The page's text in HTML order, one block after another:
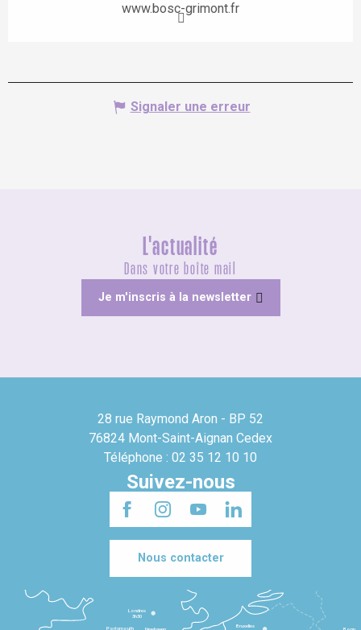
www.bosc-grimont.fr
Signaler une erreur
L'actualité
Dans votre boîte mail
Je m'inscris à la newsletter
28 rue Raymond Aron - BP 52
76824 Mont-Saint-Aignan Cedex
Téléphone : 02 35 12 10 10
Suivez-nous
Nous contacter
Bruxelles
Londres
3h30
Portsmouth